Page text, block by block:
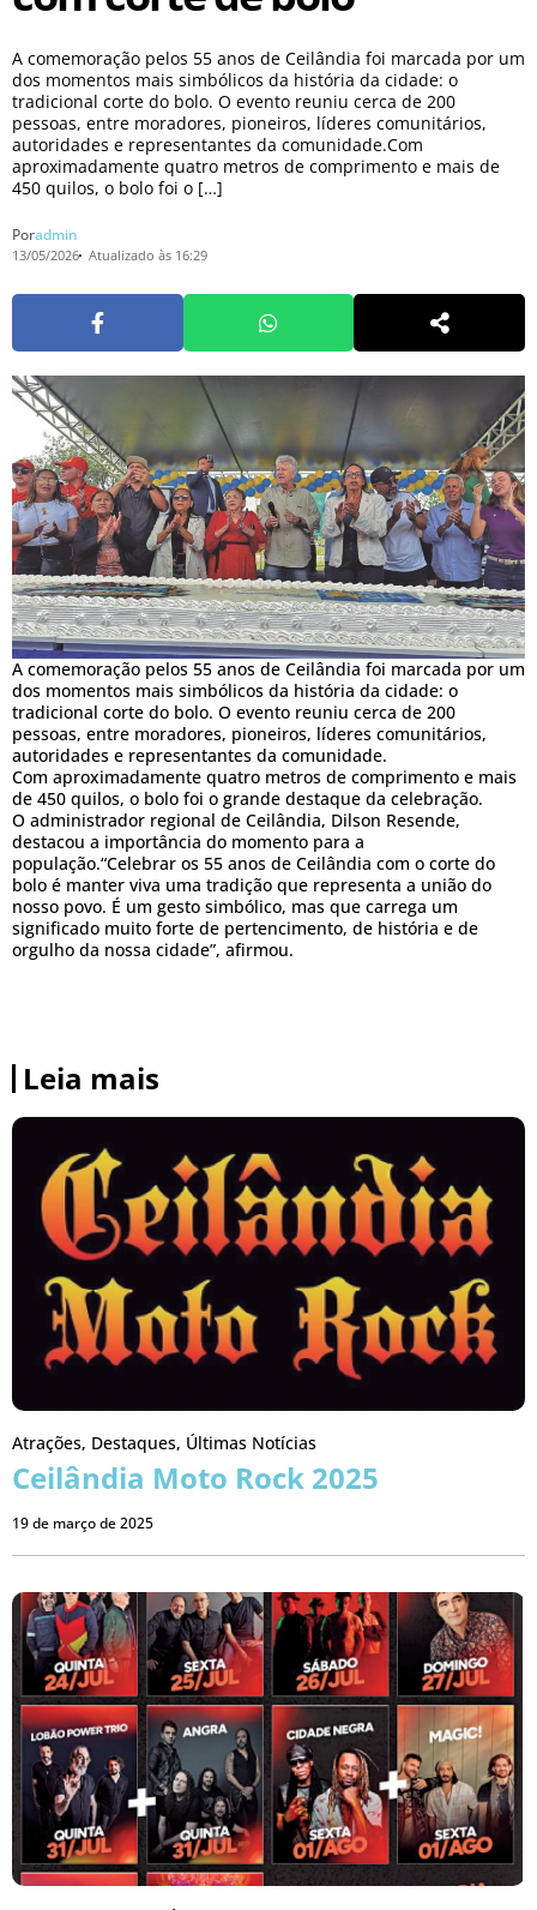
A comemoração pelos 55 anos de Ceilândia foi marcada por um
dos momentos mais simbólicos da história da cidade: o
tradicional corte do bolo. O evento reuniu cerca de 200
pessoas, entre moradores, pioneiros, líderes comunitários,
autoridades e representantes da comunidade.Com
aproximadamente quatro metros de comprimento e mais de
450 quilos, o bolo foi o […]
Poradmin
13/05/2026 Atualizado às 16:29
A comemoração pelos 55 anos de Ceilândia foi marcada por um
dos momentos mais simbólicos da história da cidade: o
tradicional corte do bolo. O evento reuniu cerca de 200
pessoas, entre moradores, pioneiros, líderes comunitários,
autoridades e representantes da comunidade.
Com aproximadamente quatro metros de comprimento e mais
de 450 quilos, o bolo foi o grande destaque da celebração.
O administrador regional de Ceilândia, Dilson Resende,
destacou a importância do momento para a
população.“Celebrar os 55 anos de Ceilândia com o corte do
bolo é manter viva uma tradição que representa a união do
nosso povo. É um gesto simbólico, mas que carrega um
significado muito forte de pertencimento, de história e de
orgulho da nossa cidade”, afirmou.
Leia mais
Atrações, Destaques, Últimas Notícias
Ceilândia Moto Rock 2025
19 de março de 2025